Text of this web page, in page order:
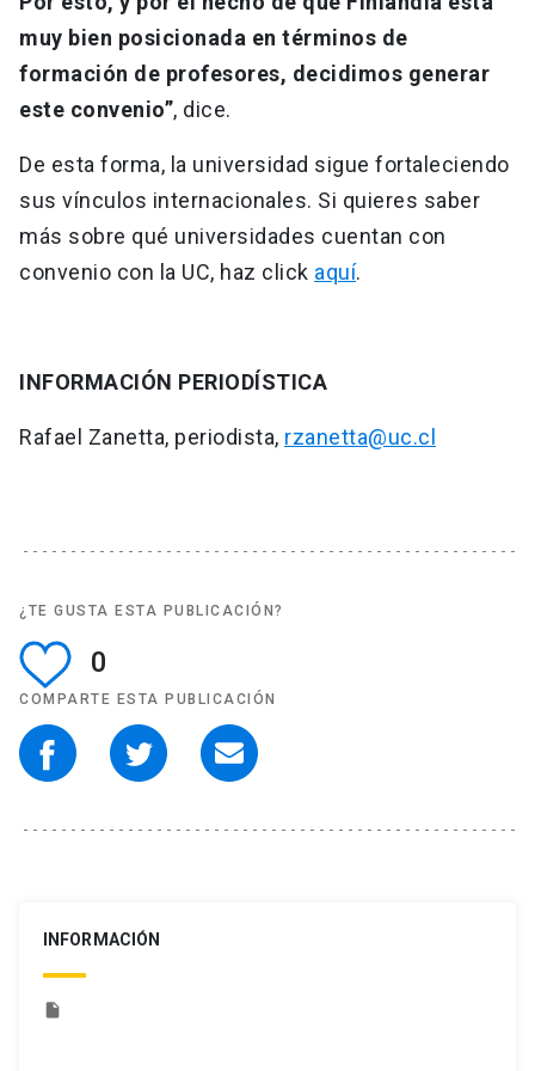
muy bien posicionada en términos de
formación de profesores, decidimos generar
este convenio”, dice.
De esta forma, la universidad sigue fortaleciendo
sus vínculos internacionales. Si quieres saber
más sobre qué universidades cuentan con
convenio con la UC, haz click aquí.
INFORMACIÓN PERIODÍSTICA
Rafael Zanetta, periodista, rzanetta@uc.cl
¿TE GUSTA ESTA PUBLICACIÓN?
0
COMPARTE ESTA PUBLICACIÓN
INFORMACIÓN
insert_drive_file